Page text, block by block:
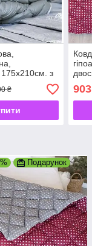
з
виробник
₴ 903
Подарунок